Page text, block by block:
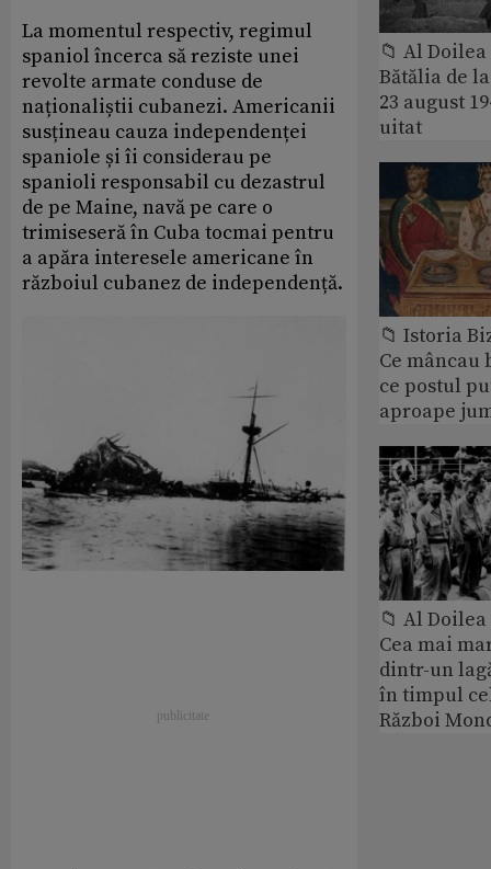
La momentul respectiv, regimul
spaniol încerca să reziste unei
revolte armate conduse de
naționaliștii cubanezi. Americanii
susțineau cauza independenței
spaniole și îi considerau pe
spanioli responsabil cu dezastrul
de pe Maine, navă pe care o
trimiseseră în Cuba tocmai pentru
a apăra interesele americane în
războiul cubanez de independență.
📁 Al
Bătălia de
23 august
uitat
📁 Istoria
Ce
ce postul
aproape
📁 Al
Cea mai
dintr-un
în timpul
Război